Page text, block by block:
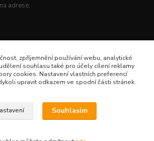
adrese:
Upravit sběr cookies.
AP-Šafránek CZ www.ap-safranek.cz
zpříjemnění používání webu, analytické
souhlasu také pro účely cílení reklamy
cookies. Nastavení vlastních preferencí
upravit odkazem ve spodní části stránek.
Souhlasím